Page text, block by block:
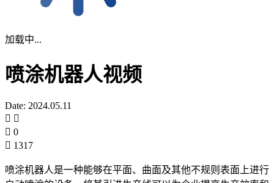
加载中...
喷涂机器人视频
Date: 2024.05.11
0
1317
喷涂机器人是一种能够在平面、曲面及其他不规则表面上进行